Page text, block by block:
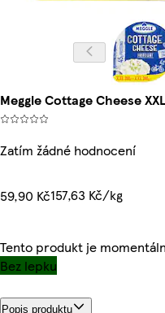
Meggle Cottage Cheese
Zatím žádné hodnocení
59,90 Kč157,63 Kč/kg
Tento produkt je
Bez lepku
Popis produktu